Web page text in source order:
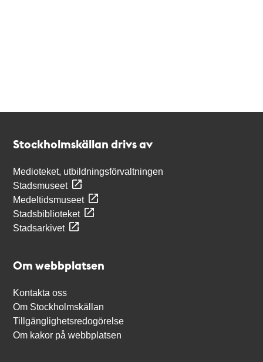
Stockholmskällan drivs av
Medioteket, utbildningsförvaltningen
Stadsmuseet
Medeltidsmuseet
Stadsbiblioteket
Stadsarkivet
Om webbplatsen
Kontakta oss
Om Stockholmskällan
Tillgänglighetsredogörelse
Om kakor på webbplatsen